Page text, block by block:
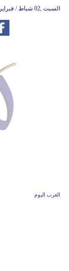
12:06 2013 السبت ,02 شباط / فبراير
العرب اليوم